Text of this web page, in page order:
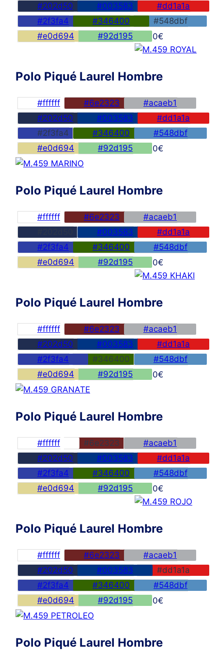
#202d50 #003583
#dd1a1a
#2f3fa4
#346400
#548dbf
#e0d694
#92d195 45,00€
Polo Piqué Laurel Hombre
#ffffff #6e2323
#acaeb1
#202d50
#003583
#dd1a1a
#2f3fa4
#346400
#548dbf
#e0d694
#92d195 45,00€
Polo Piqué Laurel Hombre
#ffffff #6e2323
#acaeb1
#003583
#dd1a1a
#2f3fa4
#346400
#548dbf
#e0d694
#92d195 45,00€
Polo Piqué Laurel Hombre
#ffffff #6e2323
#acaeb1
#202d50
#003583
#dd1a1a
#2f3fa4
#346400
#548dbf
#e0d694
#92d195 45,00€
Polo Piqué Laurel Hombre
#ffffff #6e2323
#acaeb1
#202d50
#003583
#dd1a1a
#2f3fa4
#346400
#548dbf
#e0d694
#92d195 45,00€
Polo Piqué Laurel Hombre
#ffffff #6e2323
#acaeb1
#202d50
#003583
#dd1a1a
#2f3fa4
#346400
#548dbf
#e0d694
#92d195 45,00€
Polo Piqué Laurel Hombre